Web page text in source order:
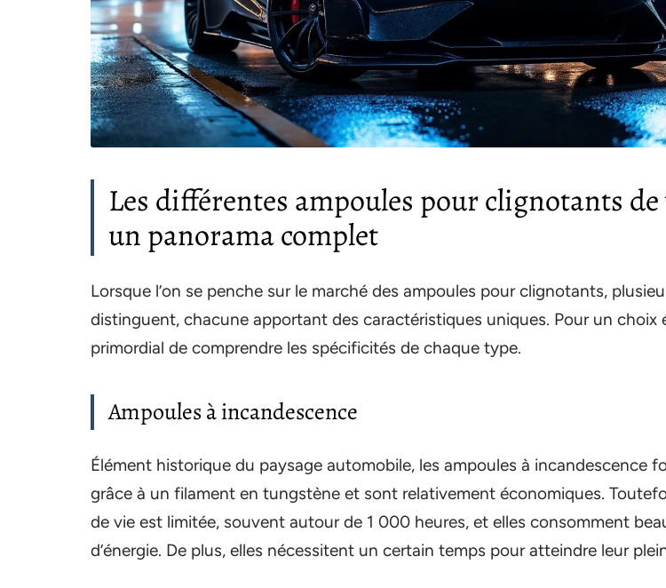
Les différentes ampoules pour clignotants
un panorama complet
Lorsque l’on se penche sur le marché des ampoules pour clignotants,
distinguent, chacune apportant des caractéristiques uniques. Pour un choix
primordial de comprendre les spécificités de chaque type.
Ampoules à incandescence
Élément historique du paysage automobile, les ampoules à incandescence
grâce à un filament en tungstène et sont relativement économiques.
de vie est limitée, souvent autour de 1 000 heures, et elles consomment
d’énergie. De plus, elles nécessitent un certain temps pour atteindre leur